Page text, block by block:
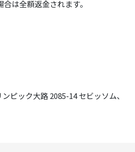
は全額返金されます。
ピック大路 2085-14 セビッソム、